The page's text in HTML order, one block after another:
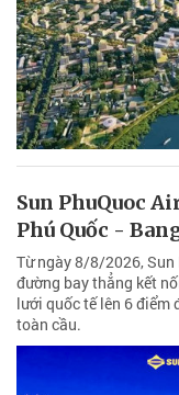
Sun PhuQuoc
Phú Quốc -
Từ ngày 8/8/2026,
đường bay thẳng kết
lưới quốc tế lên 6 điểm
toàn cầu.